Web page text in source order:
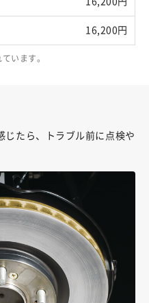
16,200円
います。
じたら、トラブル前に点検や